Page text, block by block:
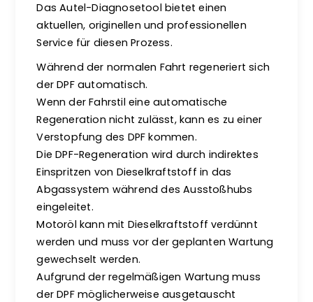
Das Autel-Diagnosetool bietet einen
aktuellen, originellen und professionellen
Service für diesen Prozess.
Während der normalen Fahrt regeneriert sich
der DPF automatisch.
Wenn der Fahrstil eine automatische
Regeneration nicht zulässt, kann es zu einer
Verstopfung des DPF kommen.
Die DPF-Regeneration wird durch indirektes
Einspritzen von Dieselkraftstoff in das
Abgassystem während des Ausstoßhubs
eingeleitet.
Motoröl kann mit Dieselkraftstoff verdünnt
werden und muss vor der geplanten Wartung
gewechselt werden.
Aufgrund der regelmäßigen Wartung muss
der DPF möglicherweise ausgetauscht